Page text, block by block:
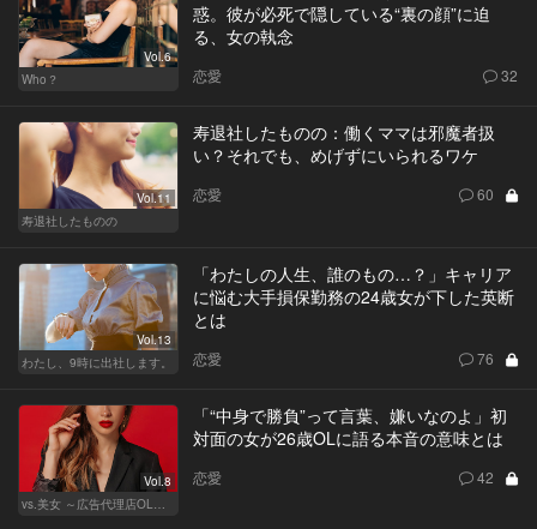
Vol.6
Who？
惑。彼が必死で隠している“裏の顔”に迫
る、女の執念
恋愛 32
Vol.11
寿退社したものの
寿退社したものの：働くママは邪魔者扱
い？それでも、めげずにいられるワケ
恋愛 60
Vol.13
わたし、9時に出社します。
「わたしの人生、誰のもの…？」キャリア
に悩む大手損保勤務の24歳女が下した英断
とは
恋愛 76
Vol.8
vs.美女 ～広告代理店OLの挑戦～
「“中身で勝負”って言葉、嫌いなのよ」初
対面の女が26歳OLに語る本音の意味とは
恋愛 42